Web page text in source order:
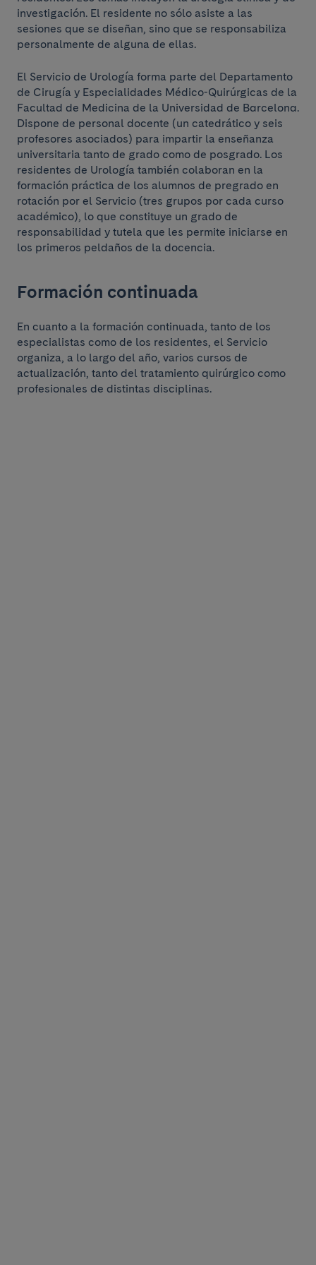
investigación. El residente no sólo asiste a las
sesiones que se diseñan, sino que se responsabiliza
personalmente de alguna de ellas.
El Servicio de Urología forma parte del Departamento
de Cirugía y Especialidades Médico-Quirúrgicas de la
Facultad de Medicina de la Universidad de Barcelona.
Dispone de personal docente (un catedrático y seis
profesores asociados) para impartir la enseñanza
universitaria tanto de grado como de posgrado. Los
residentes de Urología también colaboran en la
formación práctica de los alumnos de pregrado en
rotación por el Servicio (tres grupos por cada curso
académico), lo que constituye un grado de
responsabilidad y tutela que les permite iniciarse en
los primeros peldaños de la docencia.
Formación continuada
En cuanto a la formación continuada, tanto de los
especialistas como de los residentes, el Servicio
organiza, a lo largo del año, varios cursos de
actualización, tanto del tratamiento quirúrgico como
profesionales de distintas disciplinas.